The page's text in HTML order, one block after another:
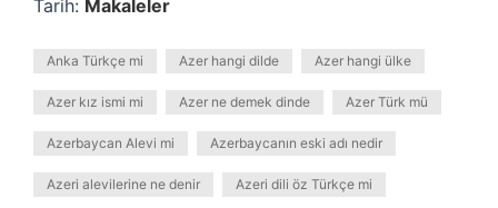
Tarih: Makaleler
Anka Türkçe mi Azer hangi dilde Azer hangi ülke
Azer kız ismi mi Azer ne demek dinde Azer Türk mü
Azerbaycan Alevi mi Azerbaycanın eski adı nedir
Azeri alevilerine ne denir Azeri dili öz Türkçe mi